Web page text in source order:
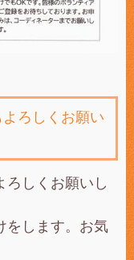
ろしくお願い
ろしくお願いし
をします。お気